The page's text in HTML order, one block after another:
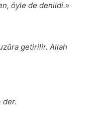
öyle de denildi.»
getirilir. Allah
der.